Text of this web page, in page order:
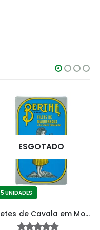
ESGOTADO
5 UNIDADES
Filetes de Cavala em Molho de Mostarda